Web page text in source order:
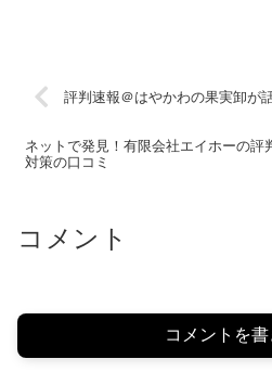
評判速報＠はやかわの果実卸が
ネットで発見！有限会社エイホーの評
対策の口コミ
コメント
コメントを